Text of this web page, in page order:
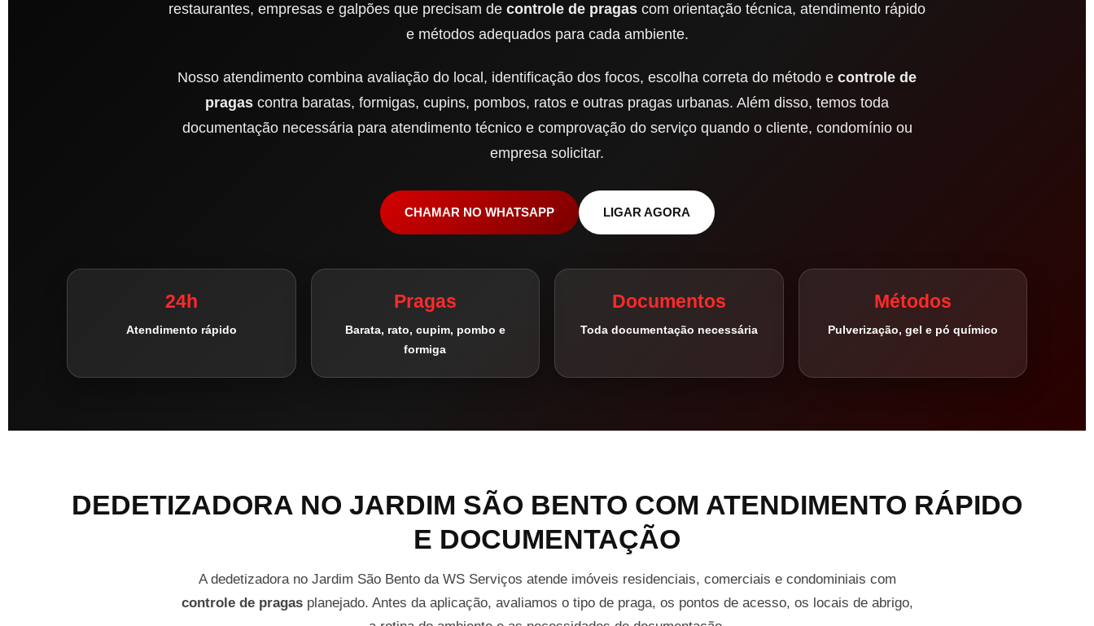
restaurantes, empresas e galpões que precisam de controle de pragas com orientação técnica, atendimento rápido
e métodos adequados para cada ambiente.
Nosso atendimento combina avaliação do local, identificação dos focos, escolha correta do método e controle de
pragas contra baratas, formigas, cupins, pombos, ratos e outras pragas urbanas. Além disso, temos toda
documentação necessária para atendimento técnico e comprovação do serviço quando o cliente, condomínio ou
empresa solicitar.
CHAMAR NO WHATSAPP LIGAR AGORA
24h
Atendimento rápido
Pragas
Barata, rato, cupim, pombo e
formiga
Documentos
Toda documentação necessária
Métodos
Pulverização, gel e pó químico
DEDETIZADORA NO JARDIM SÃO BENTO COM ATENDIMENTO RÁPIDO
E DOCUMENTAÇÃO
A dedetizadora no Jardim São Bento da WS Serviços atende imóveis residenciais, comerciais e condominiais com
controle de pragasplanejado. Antes da aplicação, avaliamos o tipo de praga, os pontos de acesso, os locais de abrigo,